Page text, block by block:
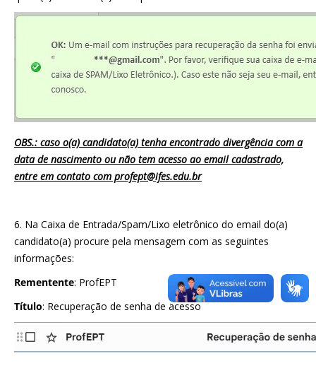
OBS.: caso o(a) candidato(a) tenha encontrado divergência com a
data de nascimento ou não tem acesso ao email cadastrado,
entre em contato com profept@ifes.edu.br
6. Na Caixa de Entrada/Spam/Lixo eletrônico do email do(a)
candidato(a) procure pela mensagem com as seguintes
informações:
Rementente: ProfEPT
Título: Recuperação de senha de acesso